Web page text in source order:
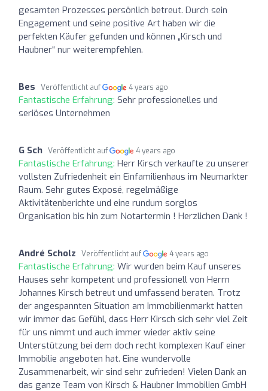
gesamten Prozesses persönlich betreut. Durch sein
Engagement und seine positive Art haben wir die
perfekten Käufer gefunden und können „Kirsch und
Haubner“ nur weiterempfehlen.
Bes Veröffentlicht auf 4 years ago
Fantastische Erfahrung: Sehr professionelles und
seriöses Unternehmen
G Sch Veröffentlicht auf 4 years ago
Fantastische Erfahrung: Herr Kirsch verkaufte zu unserer
vollsten Zufriedenheit ein Einfamilienhaus im Neumarkter
Raum. Sehr gutes Exposé, regelmäßige
Aktivitätenberichte und eine rundum sorglos
Organisation bis hin zum Notartermin ! Herzlichen Dank !
André Scholz Veröffentlicht auf 4 years ago
Fantastische Erfahrung: Wir wurden beim Kauf unseres
Hauses sehr kompetent und professionell von Herrn
Johannes Kirsch betreut und umfassend beraten. Trotz
der angespannten Situation am Immobilienmarkt hatten
wir immer das Gefühl, dass Herr Kirsch sich sehr viel Zeit
für uns nimmt und auch immer wieder aktiv seine
Unterstützung bei dem doch recht komplexen Kauf einer
Immobilie angeboten hat. Eine wundervolle
Zusammenarbeit, wir sind sehr zufrieden! Vielen Dank an
das ganze Team von Kirsch & Haubner Immobilien GmbH